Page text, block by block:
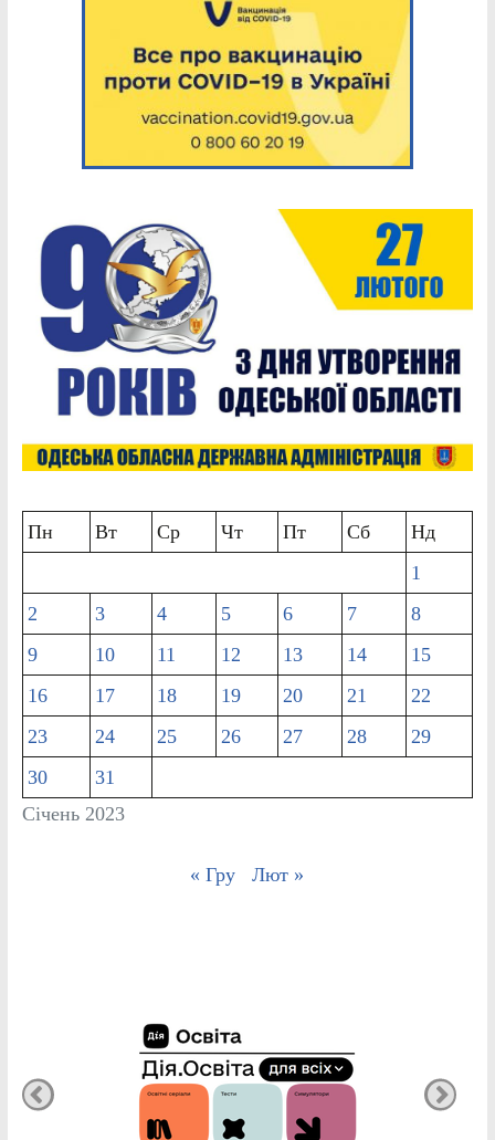
Січень 2023
Пн Вт Ср Чт Пт Сб
Нд
1
2
3 4 5 6 7
8
9
10 11 12 13 14
15
16
17 18 19 20 21
22
23
24 25 26 27 28
29
30
31
« Гру Лют »